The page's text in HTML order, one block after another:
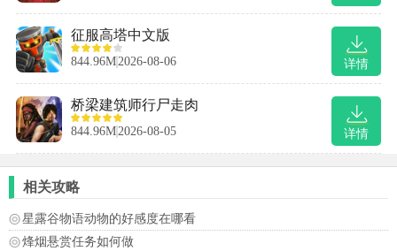
详情
征服高塔中文版
844.96M2026-08-06
详情
桥梁建筑师行尸走肉
844.96M2026-08-05
相关攻略
星露谷物语动物的好感度在哪看
烽烟悬赏任务如何做